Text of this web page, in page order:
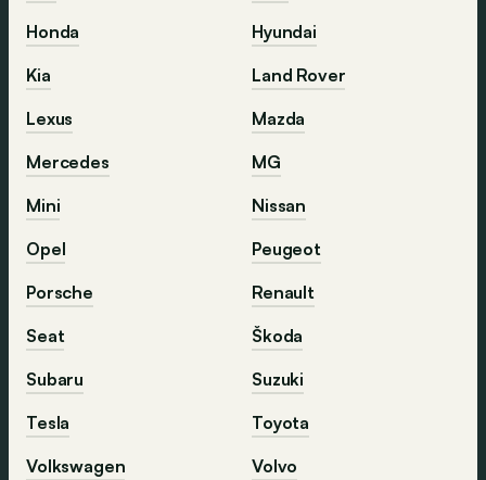
Honda
Hyundai
Kia
Land Rover
Lexus
Mazda
Mercedes
MG
Mini
Nissan
Opel
Peugeot
Porsche
Renault
Seat
Škoda
Subaru
Suzuki
Tesla
Toyota
Volkswagen
Volvo